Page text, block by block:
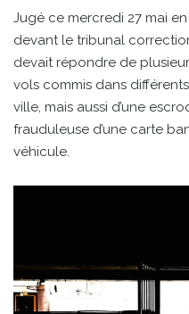
Jugé ce mercredi 27 mai
devant le tribunal
devait répondre de
vols commis dans
ville, mais aussi d’une
frauduleuse d’une carte
véhicule.